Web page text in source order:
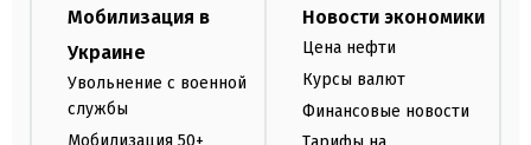
Мобилизация в
Украине
Увольнение с военной
службы
Мобилизация 50+
Новости экономики
Цена нефти
Курсы валют
Финансовые новости